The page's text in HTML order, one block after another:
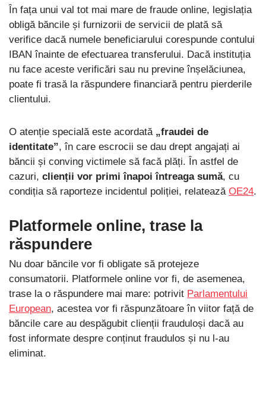
În fața unui val tot mai mare de fraude online, legislația
obligă băncile și furnizorii de servicii de plată să
verifice dacă numele beneficiarului corespunde contului
IBAN înainte de efectuarea transferului. Dacă instituția
nu face aceste verificări sau nu previne înșelăciunea,
poate fi trasă la răspundere financiară pentru pierderile
clientului.
O atenție specială este acordată„fraudei de
identitate”, în care escrocii se dau drept angajați ai
băncii și conving victimele să facă plăți. În astfel de
cazuri, clienții vor primi înapoi întreaga sumă, cu
condiția să raporteze incidentul poliției, relatează OE24.
Platformele online, trase la
răspundere
Nu doar băncile vor fi obligate să protejeze
consumatorii. Platformele online vor fi, de asemenea,
trase la o răspundere mai mare: potrivit Parlamentului
European, acestea vor fi răspunzătoare în viitor față de
băncile care au despăgubit clienții frauduloși dacă au
fost informate despre conținut fraudulos și nu l-au
eliminat.